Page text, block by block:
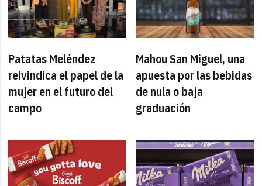
Patatas Meléndez
reivindica el papel de la
mujer en el futuro del
campo
Mahou San Miguel, una
apuesta por las bebidas
de nula o baja
graduación